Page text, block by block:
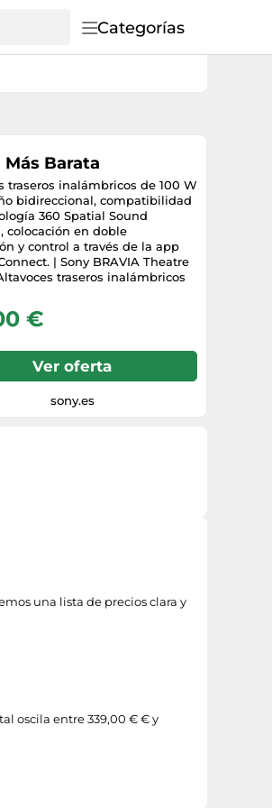
Categorías
Barata
traseros inalámbricos de 100 W
bidireccional, compatibilidad
360 Spatial Sound
colocación en doble
y control a través de la app
| Sony BRAVIA Theatre
traseros inalámbricos
de 100 W en total
€
Ver oferta
sony.es
una lista de precios clara y
oscila entre 339,00 € € y